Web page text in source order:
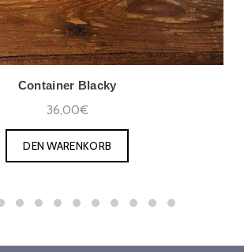
Container Blacky
36,00€
DEN WARENKORB